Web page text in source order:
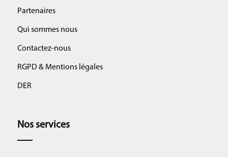
Partenaires
Qui sommes nous
Contactez-nous
RGPD & Mentions légales
DER
Nos services